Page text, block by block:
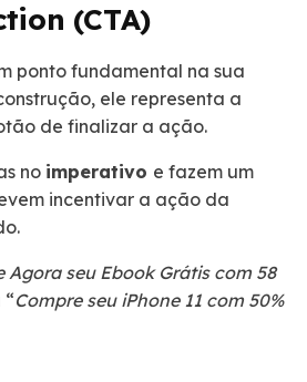
(CTA)
ponto fundamental na sua
ele representa a
de finalizar a ação.
no imperativo e fazem um
incentivar a ação da
Agora seu Ebook Grátis com 58
“Compre seu iPhone 11 com 50%